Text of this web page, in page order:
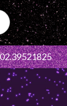
02.39521825